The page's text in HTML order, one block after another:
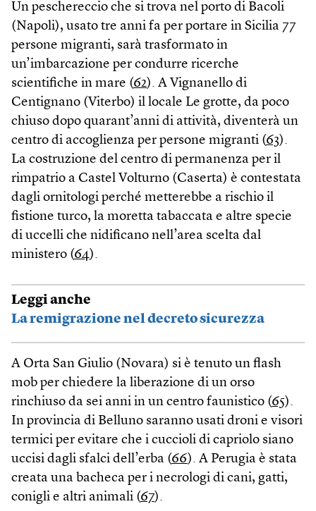
Un peschereccio che si trova nel porto di Bacoli
(Napoli), usato tre anni fa per portare in Sicilia 77
persone migranti, sarà trasformato in
un’imbarcazione per condurre ricerche
scientifiche in mare (62). A Vignanello di
Centignano (Viterbo) il locale Le grotte, da poco
chiuso dopo quarant’anni di attività, diventerà un
centro di accoglienza per persone migranti (63).
La costruzione del centro di permanenza per il
rimpatrio a Castel Volturno (Caserta) è contestata
dagli ornitologi perché metterebbe a rischio il
fistione turco, la moretta tabaccata e altre specie
di uccelli che nidificano nell’area scelta dal
ministero (64).
Leggi anche
La remigrazione nel decreto sicurezza
A Orta San Giulio (Novara) si è tenuto un flash
mob per chiedere la liberazione di un orso
rinchiuso da sei anni in un centro faunistico (65).
In provincia di Belluno saranno usati droni e visori
termici per evitare che i cuccioli di capriolo siano
uccisi dagli sfalci dell’erba (66). A Perugia è stata
creata una bacheca per i necrologi di cani, gatti,
conigli e altri animali (67).